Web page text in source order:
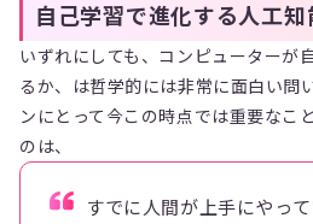
自己学習で進化する人工知
いずれにしても、コンピューターが
るか、は哲学的には非常に面白い問
ンにとって今この時点では重要なこ
のは、
すでに人間が上手にやっ